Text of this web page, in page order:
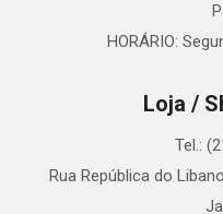
HORÁRIO:
Loja /
Tel.:
Rua República do